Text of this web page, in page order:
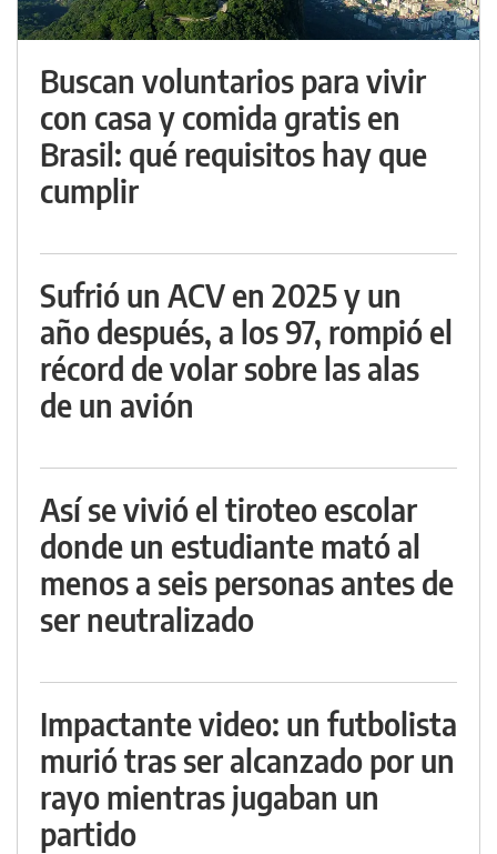
Buscan voluntarios para vivir
con casa y comida gratis en
Brasil: qué requisitos hay que
cumplir
Sufrió un ACV en 2025 y un
año después, a los 97, rompió el
récord de volar sobre las alas
de un avión
Así se vivió el tiroteo escolar
donde un estudiante mató al
menos a seis personas antes de
ser neutralizado
Impactante video: un futbolista
murió tras ser alcanzado por un
rayo mientras jugaban un
partido